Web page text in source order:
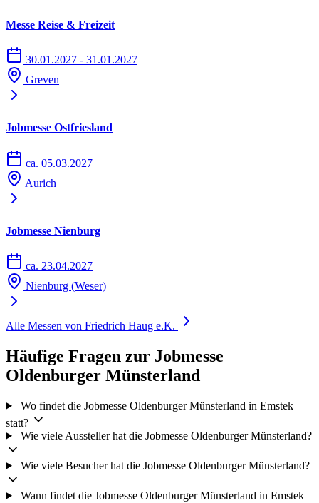
Messe Reise & Freizeit
30.01.2027 - 31.01.2027
Greven
Jobmesse Ostfriesland
ca. 05.03.2027
Aurich
Jobmesse Nienburg
ca. 23.04.2027
Nienburg (Weser)
Alle Messen von Friedrich Haug e.K.
Häufige Fragen zur Jobmesse
Oldenburger Münsterland
Wo findet die Jobmesse Oldenburger Münsterland in Emstek
statt?
Wie viele Aussteller hat die Jobmesse Oldenburger Münsterland?
Wie viele Besucher hat die Jobmesse Oldenburger Münsterland?
Wann findet die Jobmesse Oldenburger Münsterland in Emstek